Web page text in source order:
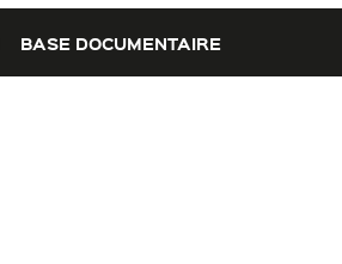
BASE DOCUMENTAIRE